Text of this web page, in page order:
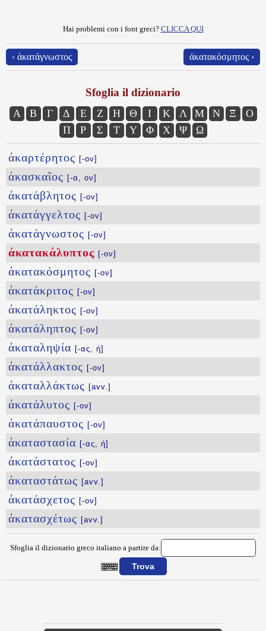
Hai problemi con i font greci? CLICCA QUI
‹ ἀκατάγνωστος ἀκατακόσμητος ›
Sfoglia il dizionario
Α Β Γ Δ Ε Ζ Η Θ Ι Κ Λ Μ Ν Ξ
Ο
Π
Ρ Σ Τ Υ Φ Χ Ψ Ω
ἀκαρτέρητος [-ον]
ἀκασκαῖος [-α, ον]
ἀκατάβλητος [-ον]
ἀκατάγγελτος [-ον]
ἀκατάγνωστος [-ον]
ἀκατακάλυπτος [-ον]
ἀκατακόσμητος [-ον]
ἀκατάκριτος [-ον]
ἀκατάληκτος [-ον]
ἀκατάληπτος [-ον]
ἀκαταληψία [-ας, ἡ]
ἀκατάλλακτος [-ον]
ἀκαταλλάκτως [avv.]
ἀκατάλυτος [-ον]
ἀκατάπαυστος [-ον]
ἀκαταστασία [-ας, ἡ]
ἀκατάστατος [-ον]
ἀκαταστάτως [avv.]
ἀκατάσχετος [-ον]
ἀκατασχέτως [avv.]
Sfoglia il dizionario greco italiano a partire da: